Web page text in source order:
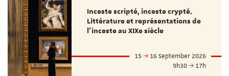
Inceste scripté, inceste crypté.
Littérature et représentations de
l’inceste au XIXe siècle
15
16 September 2026
9h30
17h